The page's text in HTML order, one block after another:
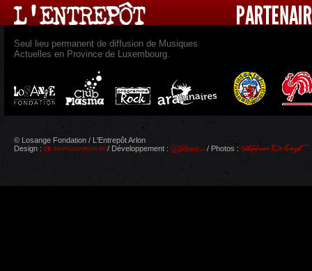
Seul lieu permanent de diffusion de Musiques
Actuelles en Province de Luxembourg.
© Losange Fondation / L'Entrepôt Arlon
Design :
/ Développement : / Photos :